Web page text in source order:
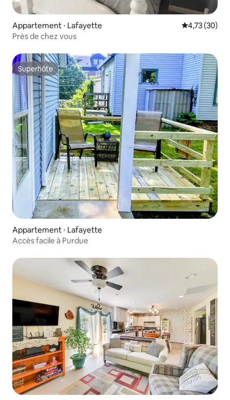
Appartement ⋅ Lafayette Évaluation
4,73 (30)
Près de chez vous
Superhôte
Superhôte
Appartement ⋅ Lafayette
Accès facile à Purdue